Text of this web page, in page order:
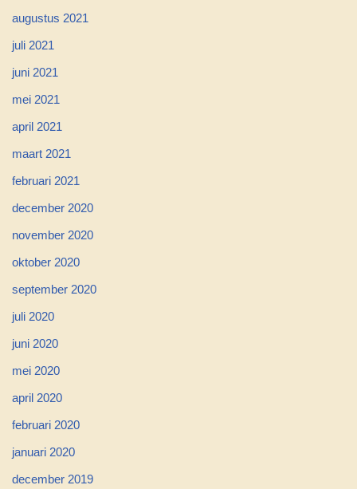
augustus 2021
juli 2021
juni 2021
mei 2021
april 2021
maart 2021
februari 2021
december 2020
november 2020
oktober 2020
september 2020
juli 2020
juni 2020
mei 2020
april 2020
februari 2020
januari 2020
december 2019